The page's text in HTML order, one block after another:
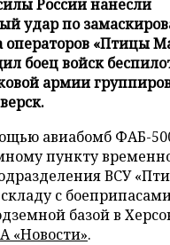
России нанесли
удар по
операторов «Птицы
боец войск
армии
авиабомб ФАБ-
пункту
ВСУ
с
базой в
«Новости».